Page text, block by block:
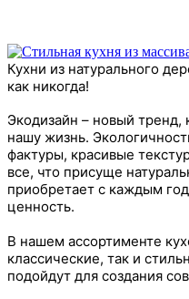
Кухни из натурального
как никогда!
Экодизайн – новый
нашу жизнь.
фактуры, красивые
все, что присуще
приобретает с каждым
ценность.
В нашем ассортименте
классические, так и
подойдут для создания